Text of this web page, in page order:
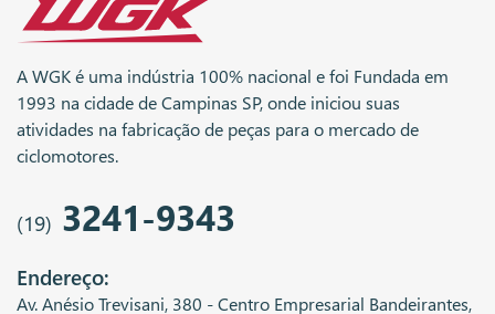
A WGK é uma indústria 100% nacional e foi Fundada em
1993 na cidade de Campinas SP, onde iniciou suas
atividades na fabricação de peças para o mercado de
ciclomotores.
(19) 3241-9343
Endereço:
Av. Anésio Trevisani, 380 - Centro Empresarial Bandeirantes,